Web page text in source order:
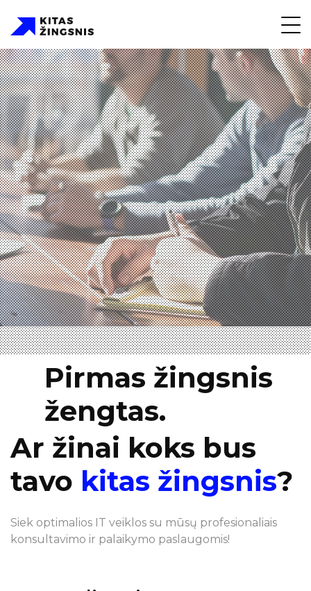
Pirmas žingsnis
žengtas.
Ar žinai koks bus
tavo kitas žingsnis?
Siek optimalios IT veiklos su mūsų profesionaliais
konsultavimo ir palaikymo paslaugomis!